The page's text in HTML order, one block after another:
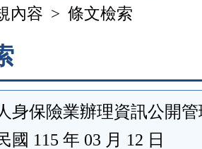
內容 條文檢索
身保險業辦理資訊公開
國 115 年 03 月 12 日